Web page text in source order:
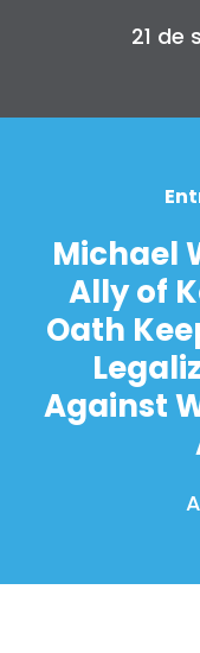
21 de
Michael
Ally of
Oath
Against